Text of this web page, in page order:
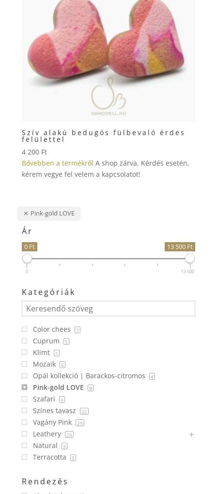
Szív alakú bedugós fülbevaló érdes
felülettel
4 200 Ft
Bővebben a termékről A shop zárva. Kérdés esetén,
kérem vegye fel velem a kapcsolatot!
Pink-gold LOVE
Ár
0 Ft 13 500 Ft
0 13 500
Kategóriák
Color chees 7
Cuprum 5
Klimt 1
Mozaik 6
Opál kollekció | Barackos-citromos 4
Pink-gold LOVE 9
Szafari 4
Színes tavasz 32
Vagány Pink 29
Leathery 28
Natural 3
Terracotta 5
Rendezés